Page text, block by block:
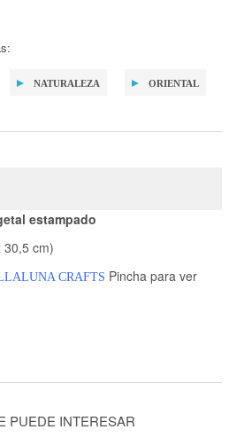
NATURALEZA ORIENTAL
estampado
30,5 cm)
CRAFTS Pincha para ver
PUEDE INTERESAR